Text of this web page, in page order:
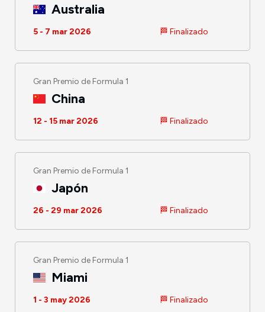
Australia
5 - 7 mar 2026 🏁 Finalizado
Gran Premio de Formula 1
China
12 - 15 mar 2026 🏁 Finalizado
Gran Premio de Formula 1
Japón
26 - 29 mar 2026 🏁 Finalizado
Gran Premio de Formula 1
Miami
1 - 3 may 2026 🏁 Finalizado